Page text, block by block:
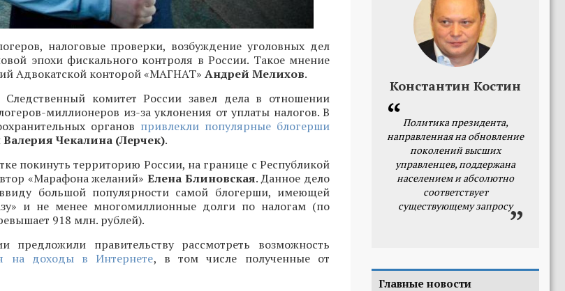
налоговые проверки, возбуждение уголовных дел
эпохи фискального контроля в России. Такое мнение
Адвокатской конторой «МАГНАТ» Андрей Мелихов.
комитет России завел дела в отношении
миллионеров из-за уклонения от уплаты налогов. В
органов привлекли популярные блогерши
Валерия Чекалина (Лерчек).
покинуть территорию России, на границе с Республикой
«Марафона желаний»Елена Блиновская. Данное дело
большой популярности самой блогерши, имеющей
и не менее многомиллионные долги по налогам (по
918 млн. рублей).
предложили правительству рассмотреть возможность
на доходы в Интернете, в том числе полученные от
Константин Костин
Политика президента,
направленная на обновление
поколений высших
управленцев, поддержана
населением и абсолютно
соответствует
существующему запросу
Главные новости